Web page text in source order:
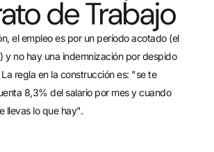
de Trabajo
el empleo es por un período acotado (el
y no hay una indemnización por despido
regla en la construcción es: "se te
8,3% del salario por mes y cuando
llevas lo que hay".